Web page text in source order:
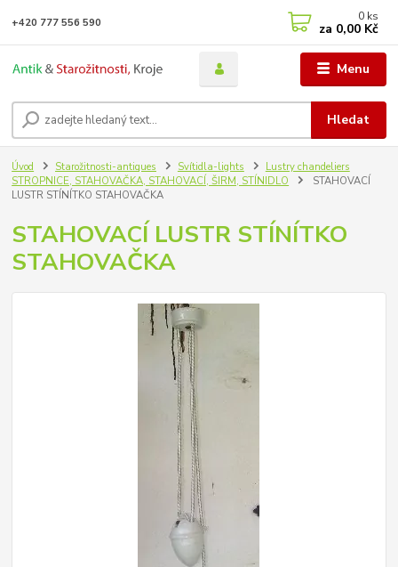
Menu
Hledat
+420 777 556 590 0 ks
za 0,00 Kč
Úvod Starožitnosti-antiques Svítidla-lights
Lustry chandeliers
STROPNICE, STAHOVAČKA, STAHOVACÍ, ŠIRM, STÍNIDLO
STAHOVACÍ
LUSTR STÍNÍTKO STAHOVAČKA
STAHOVACÍ LUSTR STÍNÍTKO
STAHOVAČKA